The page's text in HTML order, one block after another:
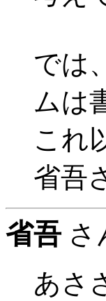
では
ムは
これ
省吾
省吾 さ
あさ